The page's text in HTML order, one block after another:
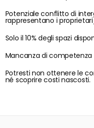
Potenziale conflitto di
rappresentano i
Solo il 10% degli spazi
Mancanza di competenza
Potresti non ottenere le
né scoprire costi nascosti.